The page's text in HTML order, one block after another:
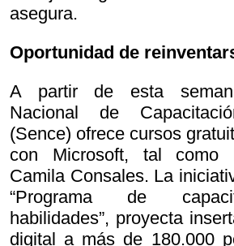
asegura.
Oportunidad de
A partir de esta
Nacional de
(Sence) ofrece cursos
con Microsoft, tal como
Camila Consales. La
“Programa de
habilidades”, proyecta
digital a más de 180.000